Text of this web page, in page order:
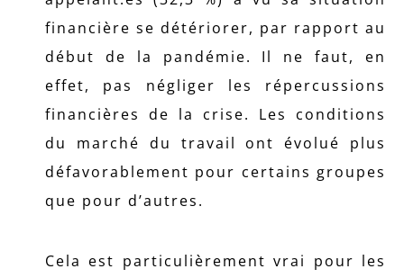
financière se détériorer, par rapport au
début de la pandémie. Il ne faut, en
effet, pas négliger les répercussions
financières de la crise. Les conditions
du marché du travail ont évolué plus
défavorablement pour certains groupes
que pour d’autres.
Cela est particulièrement vrai pour les